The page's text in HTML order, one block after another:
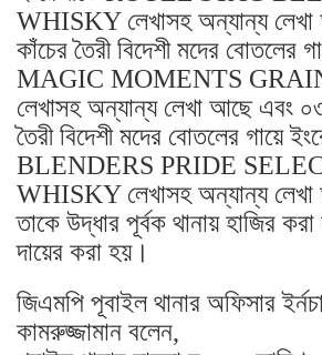
WHISKY লেখাসহ অন্যান্য লেখা
কাঁচের তৈরী বিদেশী মদের বোতলের
MAGIC MOMENTS
লেখাসহ অন্যান্য লেখা আছে এবং
তৈরী বিদেশী মদের বোতলের গায়ে
BLENDERS PRIDE
WHISKY লেখাসহ অন্যান্য
তাকে উদ্ধার পূর্বক থানায় হাজির
দায়ের করা হয়।
জিএমপি পূবাইল থানার অফিসার
কামরুজ্জামান বলেন,